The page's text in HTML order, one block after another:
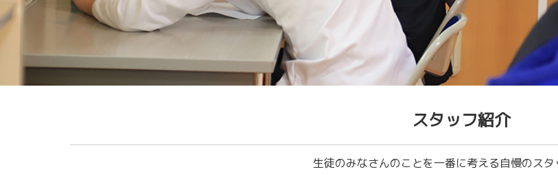
スタッフ紹介
生徒のみなさんのことを一番に考える自慢のスタ